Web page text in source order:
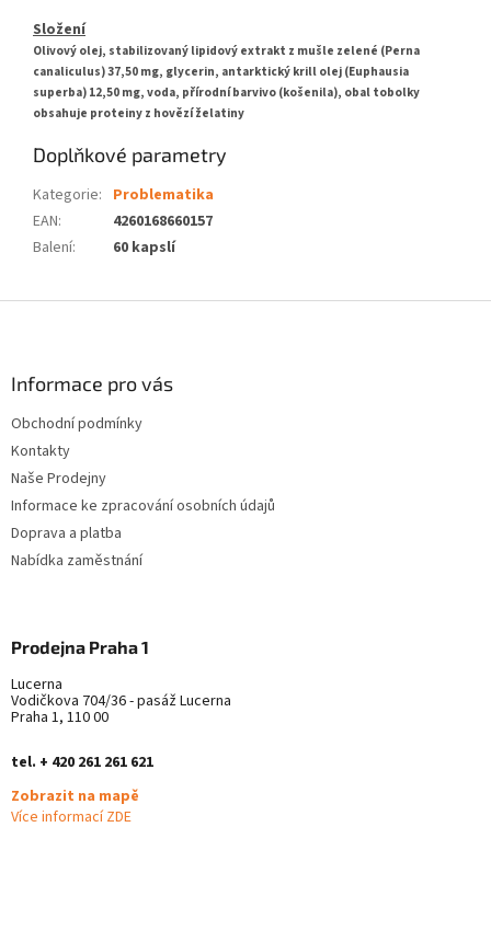
Složení
Olivový olej, stabilizovaný lipidový extrakt z mušle zelené (Perna
canaliculus) 37,50 mg, glycerin, antarktický krill olej (Euphausia
superba) 12,50 mg, voda, přírodní barvivo (košenila), obal tobolky
obsahuje proteiny z hovězí želatiny
Doplňkové parametry
Kategorie: Problematika
EAN:
4260168660157
Balení: 60 kapslí
Informace pro vás
Obchodní podmínky
Kontakty
Naše Prodejny
Informace ke zpracování osobních údajů
Doprava a platba
Nabídka zaměstnání
Prodejna Praha 1
Lucerna
Vodičkova 704/36 - pasáž Lucerna
Praha 1, 110 00
tel. + 420 261 261 621
Zobrazit na mapě
Více informací ZDE